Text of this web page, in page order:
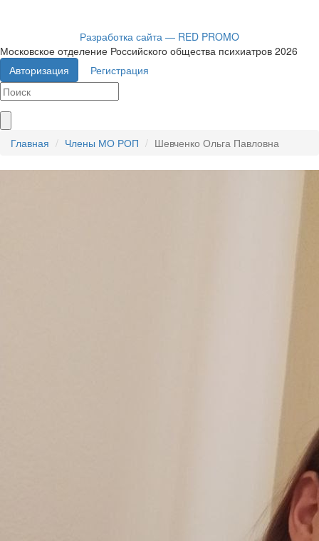
Разработка сайта — RED PROMO
Московское отделение Российского общества психиатров 2026
Авторизация
Регистрация
Главная Члены МО РОП Шевченко Ольга Павловна